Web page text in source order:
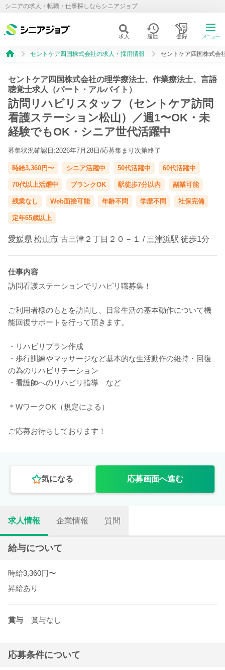
シニアの求人・転職・仕事探しならシニアジョブ
求人 履歴 登録 メニュー
セントケア四国株式会社の求人・採用情報 セントケア四国株式会
セントケア四国株式会社の理学療法士、作業療法士、言語
聴覚士求人（パート・アルバイト）
訪問リハビリスタッフ（セントケア訪問
看護ステーション松山）／週1〜OK・未
経験でもOK・シニア世代活躍中
募集状況確認日:2026年7月28日/応募集まり次第終了
時給3,360円〜 シニア活躍中 50代活躍中 60代活躍中
70代以上活躍中 ブランクOK 駅徒歩7分以内 副業可能
残業なし Web面接可能 年齢不問 学歴不問 社保完備
定年65歳以上
愛媛県 松山市 古三津２丁目２０－１ / 三津浜駅 徒歩1分
仕事内容
訪問看護ステーションでリハビリ職募集！
ご利用者様のもとを訪問し、日常生活の基本動作について機
能回復サポートを行って頂きます。
・リハビリプラン作成
・歩行訓練やマッサージなど基本的な生活動作の維持・回復
の為のリハビリテーション
・看護師へのリハビリ指導 など
＊WワークOK（規定による）
ご応募お待ちしております！
気になる 応募画面へ進む
求人情報 企業情報 質問
給与について
時給3,360円〜
昇給あり
賞与 賞与なし
応募条件について